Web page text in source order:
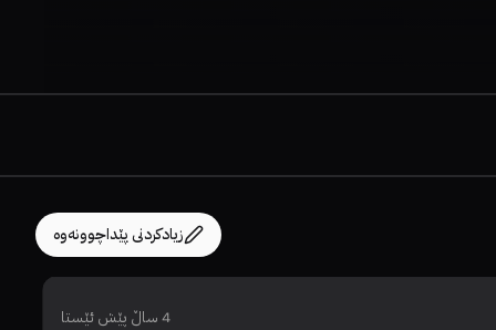
زیادکردنی پێداچوونەوە
4 ساڵ پێش ئێستا